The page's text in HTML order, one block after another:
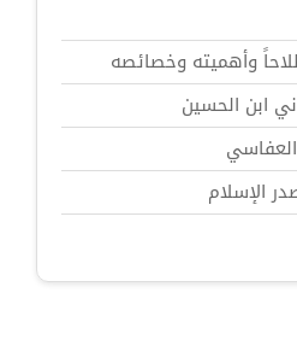
وأهميته وخصائصه
ابن الحسين
الإسلام